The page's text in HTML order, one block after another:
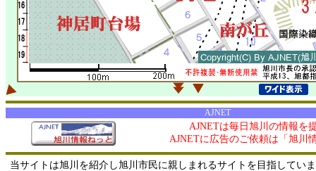
AJNET
AJNETは毎日旭川の情報を
AJNETに広告のご依頼は「旭川
当サイトは旭川を紹介し旭川市民に親しまれるサイトを目指してい